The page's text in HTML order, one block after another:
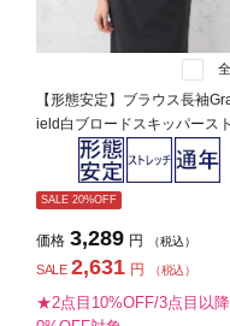
【形態安定】ブラウス長袖
ield白ブロードスキッパース
ッチリクルート通年【レディー
SALE 20%OFF
価格 3,289 円 （税込）
SALE 2,631 円 （税込）
★2点目10%OFF/3点目以